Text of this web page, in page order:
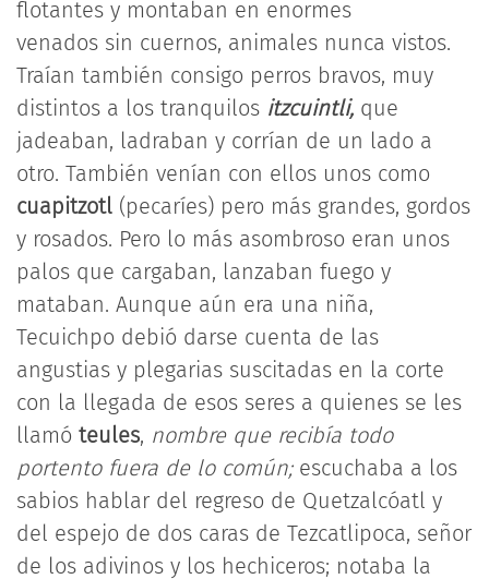
flotantes y montaban en enormes
venados sin cuernos, animales nunca vistos.
Traían también consigo perros bravos, muy
distintos a los tranquilos itzcuintli, que
jadeaban, ladraban y corrían de un lado a
otro. También venían con ellos unos como
cuapitzotl (pecaríes) pero más grandes, gordos
y rosados. Pero lo más asombroso eran unos
palos que cargaban, lanzaban fuego y
mataban. Aunque aún era una niña,
Tecuichpo debió darse cuenta de las
angustias y plegarias suscitadas en la corte
con la llegada de esos seres a quienes se les
llamó teules, nombre que recibía todo
portento fuera de lo común;escuchaba a los
sabios hablar del regreso de Quetzalcóatl y
del espejo de dos caras de Tezcatlipoca, señor
de los adivinos y los hechiceros; notaba la